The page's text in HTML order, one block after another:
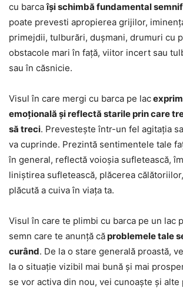
cu barcaîși schimbă fundamental
poate prevesti apropierea grijilor,
primejdii, tulburări, dușmani, drumuri cu
obstacole mari în față, viitor incert sau
sau în căsnicie.
Visul în care mergi cu barca pe lac
emoțională și reflectă starile prin care
să treci. Prevestește într-un fel agitația
va cuprinde. Prezintă sentimentele tale
în general, reflectă voioșia sufletească,
liniștirea sufletească, plăcerea
plăcută a cuiva în viața ta.
Visul în care te plimbi cu barca pe un lac
semn care te anunță căproblemele tale
curând. De la o stare generală proastă,
la o situație vizibil mai bună și mai
se vor activa din nou, vei cunoaște și alte